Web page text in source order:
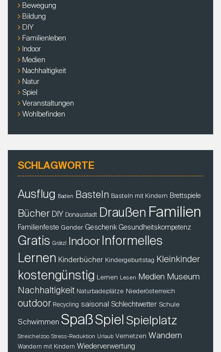
h
:
Bewegung
Bildung
DIY
Familienleben
Indoor
Medien
Nachhaltigkeit
Natur
Spiel
Veranstaltungen
Wohlbefinden
SCHLAGWORTE
Ausflug Baden Basteln Basteln mit Kindern Brettspiele
BücherDIY Donaustadt Draußen Familien
Familienfeste Gender Geschenk Gesundheitskompetenz
Gratis Grätzl Indoor Informelles
Lernen Kinderbücher Kindergeburtstag Kleinkinder
kostengünstig Lernen Lesen Medien Museum
Nachhaltigkeit Naturbadeplätze Niederösterreich
outdoor Recycling saisonal Schlechtwetter Schule
Schwimmen SpaßSpiel Spielplatz
Streichelzoo Stress-Reduktion Urlaub Vernetzen Wandern
Wandern mit Kindern Wiederverwertung